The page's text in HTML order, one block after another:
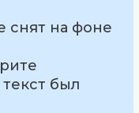
снят на фоне
был